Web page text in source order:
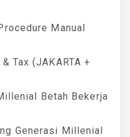
Manual
Tax (JAKARTA +
Betah Bekerja
Generasi Millenial